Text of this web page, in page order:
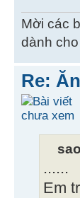
Mời các
dành
Re:
......
Em